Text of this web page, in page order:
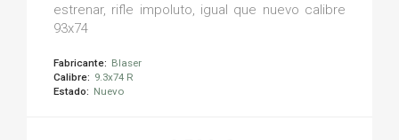
estrenar, rifle impoluto, igual que nuevo calibre
93x74
Fabricante: Blaser
Calibre: 9.3x74 R
Estado: Nuevo